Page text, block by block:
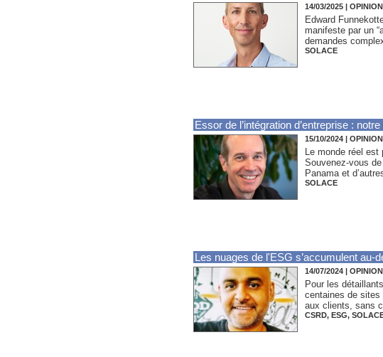
14/03/2025 | OPINION
Edward
manifeste par un
demandes
SOLACE
Essor de l’intégration d’entreprise :
15/10/2024 | OPINION
Le monde réel
Souvenez-vous
Panama et
SOLACE
Les nuages de l'ESG s’accumulent au-
14/07/2024 | OPINION
Pour les
centaines de sites
aux clients, sans
CSRD, ESG,